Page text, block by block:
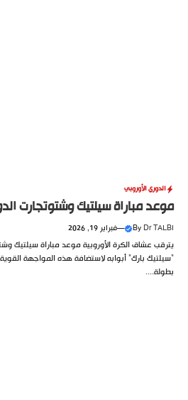
الدوري الأوروبي
موعد مباراة سيلتيك وشتوتجارت
By Dr TALBI
—فبراير 19, 2026
يترقب عشاق الكرة الأوروبية موعد مباراة سيلتيك
“سيلتيك بارك” أبوابه لاستضافة هذه المواجهة
بطولة....